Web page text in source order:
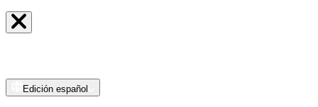
Edición español